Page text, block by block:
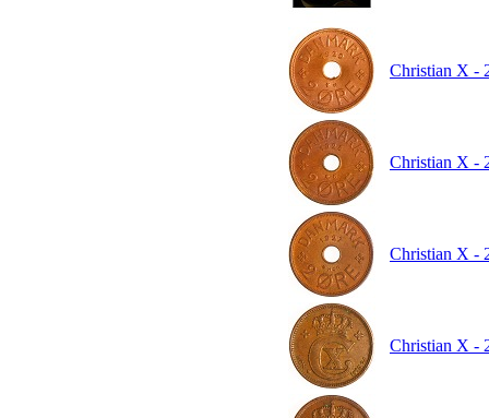
Christian X -
Christian X -
Christian X -
Christian X -